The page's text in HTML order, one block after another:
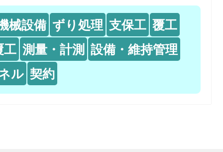
械設備 ずり処理 支保工 覆工
工 測量・計測 設備・維持管理
ル 契約